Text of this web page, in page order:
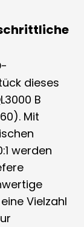
dieses
B
Mit
werden
Vielzahl